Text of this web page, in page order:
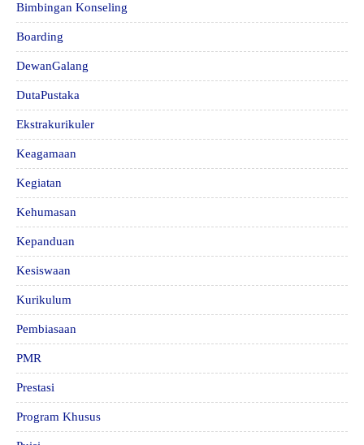
Bimbingan Konseling
Boarding
DewanGalang
DutaPustaka
Ekstrakurikuler
Keagamaan
Kegiatan
Kehumasan
Kepanduan
Kesiswaan
Kurikulum
Pembiasaan
PMR
Prestasi
Program Khusus